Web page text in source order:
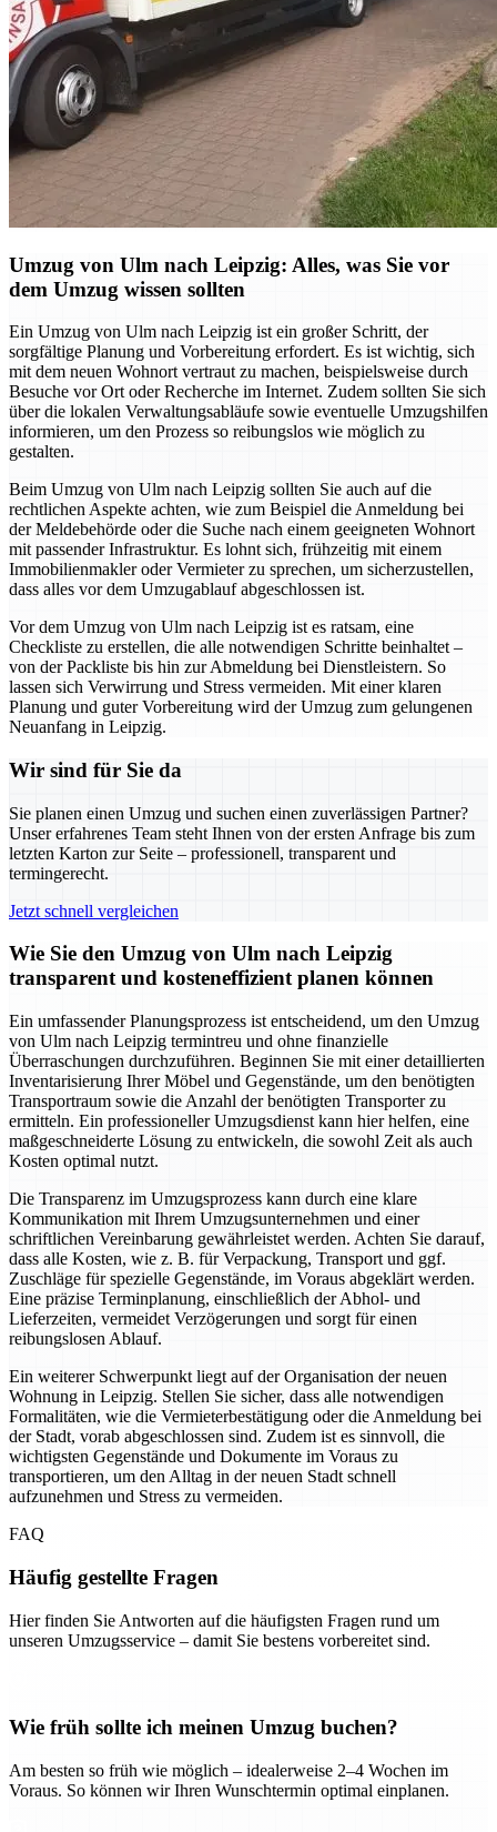
Umzug von Ulm nach Leipzig: Alles, was Sie vor
dem Umzug wissen sollten
Ein Umzug von Ulm nach Leipzig ist ein großer Schritt, der
sorgfältige Planung und Vorbereitung erfordert. Es ist wichtig, sich
mit dem neuen Wohnort vertraut zu machen, beispielsweise durch
Besuche vor Ort oder Recherche im Internet. Zudem sollten Sie sich
über die lokalen Verwaltungsabläufe sowie eventuelle Umzugshilfen
informieren, um den Prozess so reibungslos wie möglich zu
gestalten.
Beim Umzug von Ulm nach Leipzig sollten Sie auch auf die
rechtlichen Aspekte achten, wie zum Beispiel die Anmeldung bei
der Meldebehörde oder die Suche nach einem geeigneten Wohnort
mit passender Infrastruktur. Es lohnt sich, frühzeitig mit einem
Immobilienmakler oder Vermieter zu sprechen, um sicherzustellen,
dass alles vor dem Umzugablauf abgeschlossen ist.
Vor dem Umzug von Ulm nach Leipzig ist es ratsam, eine
Checkliste zu erstellen, die alle notwendigen Schritte beinhaltet –
von der Packliste bis hin zur Abmeldung bei Dienstleistern. So
lassen sich Verwirrung und Stress vermeiden. Mit einer klaren
Planung und guter Vorbereitung wird der Umzug zum gelungenen
Neuanfang in Leipzig.
Wir sind für Sie da
Sie planen einen Umzug und suchen einen zuverlässigen Partner?
Unser erfahrenes Team steht Ihnen von der ersten Anfrage bis zum
letzten Karton zur Seite – professionell, transparent und
termingerecht.
Jetzt schnell vergleichen
Wie Sie den Umzug von Ulm nach Leipzig
transparent und kosteneffizient planen können
Ein umfassender Planungsprozess ist entscheidend, um den Umzug
von Ulm nach Leipzig termintreu und ohne finanzielle
Überraschungen durchzuführen. Beginnen Sie mit einer detaillierten
Inventarisierung Ihrer Möbel und Gegenstände, um den benötigten
Transportraum sowie die Anzahl der benötigten Transporter zu
ermitteln. Ein professioneller Umzugsdienst kann hier helfen, eine
maßgeschneiderte Lösung zu entwickeln, die sowohl Zeit als auch
Kosten optimal nutzt.
Die Transparenz im Umzugsprozess kann durch eine klare
Kommunikation mit Ihrem Umzugsunternehmen und einer
schriftlichen Vereinbarung gewährleistet werden. Achten Sie darauf,
dass alle Kosten, wie z. B. für Verpackung, Transport und ggf.
Zuschläge für spezielle Gegenstände, im Voraus abgeklärt werden.
Eine präzise Terminplanung, einschließlich der Abhol- und
Lieferzeiten, vermeidet Verzögerungen und sorgt für einen
reibungslosen Ablauf.
Ein weiterer Schwerpunkt liegt auf der Organisation der neuen
Wohnung in Leipzig. Stellen Sie sicher, dass alle notwendigen
Formalitäten, wie die Vermieterbestätigung oder die Anmeldung bei
der Stadt, vorab abgeschlossen sind. Zudem ist es sinnvoll, die
wichtigsten Gegenstände und Dokumente im Voraus zu
transportieren, um den Alltag in der neuen Stadt schnell
aufzunehmen und Stress zu vermeiden.
FAQ
Häufig gestellte Fragen
Hier finden Sie Antworten auf die häufigsten Fragen rund um
unseren Umzugsservice – damit Sie bestens vorbereitet sind.
Wie früh sollte ich meinen Umzug buchen?
Am besten so früh wie möglich – idealerweise 2–4 Wochen im
Voraus. So können wir Ihren Wunschtermin optimal einplanen.